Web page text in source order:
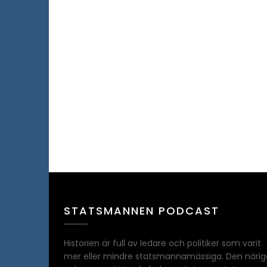
STATSMANNEN PODCAST
Historien är full av ledare och politiker som varit
mer eller mindre statsmannamässiga. Den